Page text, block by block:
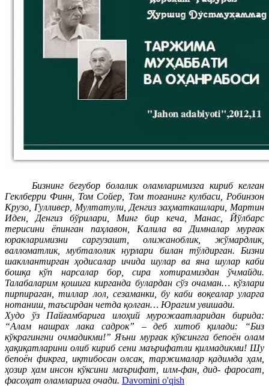
Бизнинг беғубор болалик оламларимизга кириб келган
Геклберри Финн, Том Сойер, Том тоғанинг кулбаси, Робинзон
Крузо, Гулливер, Мултатули, Денгиз заҳматкашлари, Мартин
Иден, Денгиз бўрилари, Минг бир кеча, Манас, Йўлбарс
терисини ёпинган паҳлавон, Калила ва Димналар мурғак
юракларимизни саргузашт, олижаноблик, жўмардлик,
валломатлик, мубталолик нурлари билан тўлдирган. Бизни
шакллантирган ҳодисалар ичида шулар ва яна шулар каби
бошқа кўп нарсалар бор, сира хотирамиздан ўчмайди.
Талабаларим қошига кирганда булардан сўз очаман… кўзлари
пирпираган, тиллар лол, сезаманки, бу каби воқеалар уларга
нотаниш, таъсирдан четда қолган… Юрагим увишади.
Худо ўз Пайғамбарига илоҳий мурожаатларидан бирида:
“Алам нашрах лака садрок” – деб хитоб қилади: “Биз
кўкрагингни очмадикми!” Яъни мурғак кўксингга бепоён олам
ҳақиқатларини олиб кириб сени маърифатли қилмадикми! Шу
бепоён фикрга, иқтибосан олсак, таржималар қадимда ҳам,
ҳозир ҳам инсон кўксини маърифат, илм-фан, дид- фаросат,
фасоҳат оламларига очади. Davomini o'qish